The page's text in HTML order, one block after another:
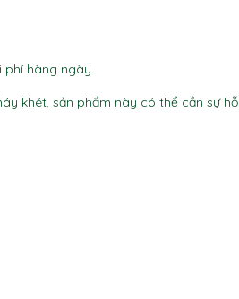
phí hàng ngày.
khét, sản phẩm này có thể cần sự hỗ